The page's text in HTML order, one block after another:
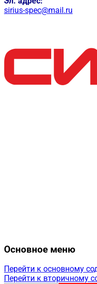
sirius-spec@mail.ru
Основное меню
Перейти к основному
Перейти к вторичному